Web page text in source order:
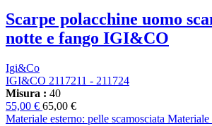
Scarpe polacchine uomo
notte e fango IGI&CO
Igi&Co
IGI&CO 2117211 - 211724
Misura : 40
55,00 € 65,00 €
Materiale esterno: pelle scamosciata